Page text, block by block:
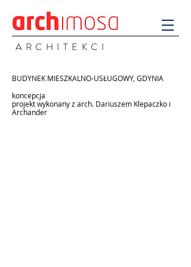
A R C H I T E K C I
BUDYNEK MIESZKALNO-USŁUGOWY, GDYNIA
koncepcja
projekt wykonany z arch. Dariuszem Klepaczko i
Archander